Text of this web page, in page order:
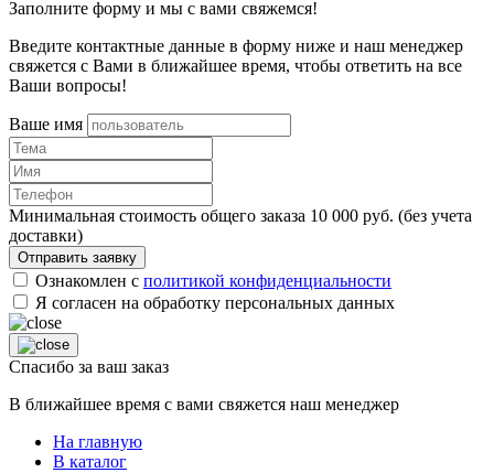
Заполните форму и мы с вами свяжемся!
Введите контактные данные в форму ниже и наш менеджер
свяжется с Вами в ближайшее время, чтобы ответить на все
Ваши вопросы!
Ваше имя
Минимальная стоимость общего заказа 10 000 руб. (без учета
доставки)
Отправить заявку
Ознакомлен с политикой конфиденциальности
Я согласен на обработку персональных данных
Спасибо за ваш заказ
В ближайшее время с вами свяжется наш менеджер
На главную
В каталог